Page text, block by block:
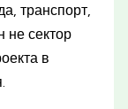
транспорт,
не сектор
в